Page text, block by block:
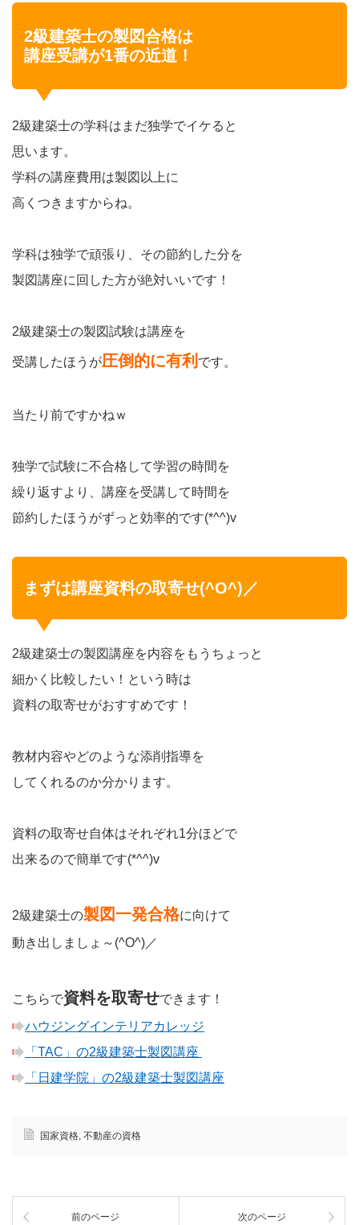
2級建築士の製図合格は
講座受講が1番の近道！
2級建築士の学科はまだ独学でイケると
思います。
学科の講座費用は製図以上に
高くつきますからね。
学科は独学で頑張り、その節約した分を
製図講座に回した方が絶対いいです！
2級建築士の製図試験は講座を
受講したほうが圧倒的に有利 です。
当たり前ですかねｗ
独学で試験に不合格して学習の時間を
繰り返すより、講座を受講して時間を
節約したほうがずっと効率的です(*^^)v
まずは講座資料の取寄せ(^O^)／
2級建築士の製図講座を内容をもうちょっと
細かく比較したい！という時は
資料の取寄せがおすすめです！
教材内容やどのような添削指導を
してくれるのか分かります。
資料の取寄せ自体はそれぞれ1分ほどで
出来るので簡単です(*^^)v
2級建築士の製図一発合格に向けて
動き出しましょ～(^O^)／
こちらで資料を取寄せできます！
ハウジングインテリアカレッジ
「TAC」の2級建築士製図講座
「日建学院」の2級建築士製図講座
国家資格 不動産の資格
前のページ 次のページ